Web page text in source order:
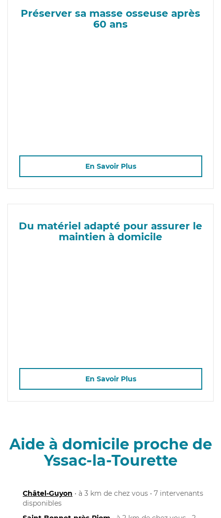
Préserver sa masse osseuse après
60 ans
En Savoir Plus
Du matériel adapté pour assurer le
maintien à domicile
En Savoir Plus
Aide à domicile proche de
Yssac-la-Tourette
Châtel-Guyon • à 3 km de chez vous • 7 intervenants
disponibles